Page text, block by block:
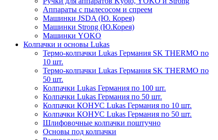
Аппараты с пылесосом и спреем
Машинки JSDA (Ю. Корея)
Машинки Strong (Ю.Корея)
Машинки YOKO
Колпачки и основы Lukas
Термо-колпачки Lukas Германия SK THERMO по
10 шт.
Термо-колпачки Lukas Германия SK THERMO по
50 шт.
Колпачки Lukas Германия по 100 шт.
Колпачки Lukas Германия по 50 шт.
Колпачки КОНУС Lukas Германия по 10 шт.
Колпачки КОНУС Lukas Германия по 50 шт.
Шлифовочные колпачки поштучно
Основы под колпачки